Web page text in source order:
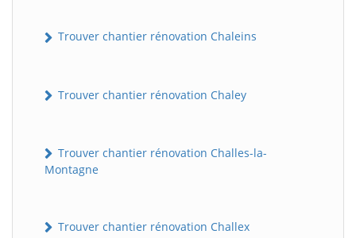
Trouver chantier rénovation Chaleins
Trouver chantier rénovation Chaley
Trouver chantier rénovation Challes-la-
Montagne
Trouver chantier rénovation Challex